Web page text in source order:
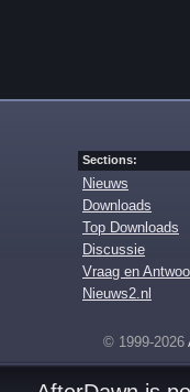
Sections:
Nieuws
Downloads
Top Downloads
Discussie
Vraag en
Nieuws2.nl
© 1999-2026